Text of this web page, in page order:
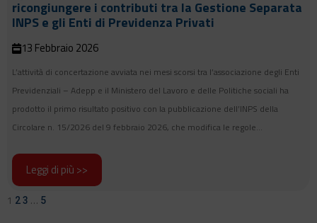
ricongiungere i contributi tra la Gestione Separata
INPS e gli Enti di Previdenza Privati
13 Febbraio 2026
L’attività di concertazione avviata nei mesi scorsi tra l’associazione degli Enti
Previdenziali – Adepp e il Ministero del Lavoro e delle Politiche sociali ha
prodotto il primo risultato positivo con la pubblicazione dell’INPS della
Circolare n. 15/2026 del 9 febbraio 2026, che modifica le regole...
Leggi di più >>
1 23 … 5